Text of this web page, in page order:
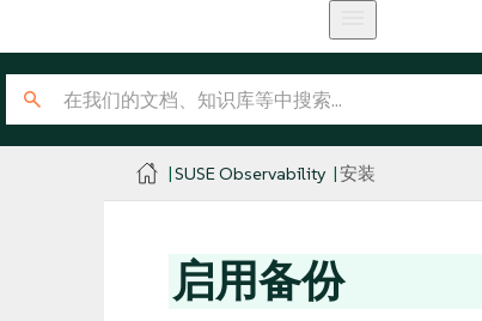
SUSE Observability 安装
启用备份